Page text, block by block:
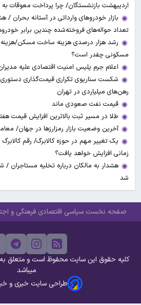
اردیبهشت بازنشستگان/ چرا پرداخت معوقات به
بازار خودروهای وارداتی در آستانه بحران
تعداد حواله‌های فروخته‌شده چندین برابر
رشد هزار درصدی هزینه ساخت مسکن/
مسکونی چقدر است؟
اعلام جرم پلیس امنیت اقتصادی علیه
شکست سناریوی تکراری قیمت‌گذاری دستوری
رهن‌های میلیاردی در تهران
قیمت نفت صعودی ماند
طلا در مسیر ثبت بالاترین افزایش قیمت
آخرین وضعیت بازار رمزارزها در جهان/ معاملات ۶ رمزارز
یک تغییر مهم در حوزه کالابرگ/ رقم
زمانی افزایش خواهد یافت؟
هشدار به مالکان درباره تخلیه مستاجران /
شد
صفحه نخست سیاسی اقتصادی فرهنگی و
کلیه حقوق این سایت محفوظ است و متعلق به
میباشد
طراحی سایت خبری و